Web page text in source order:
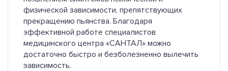
физической зависимости, препятствующих
прекращению пьянства. Благодаря
эффективной работе специалистов
медицинского центра «САНТАЛ» можно
достаточно быстро и безболезненно вылечить
зависимость.